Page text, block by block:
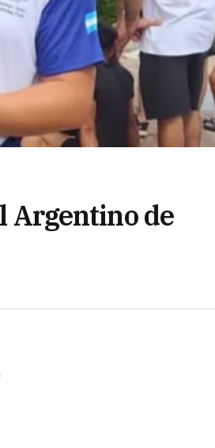
Argentino de